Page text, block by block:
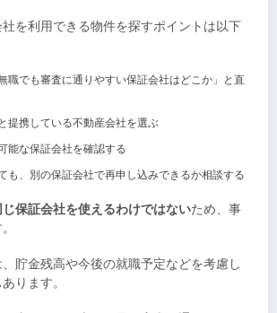
を利用できる物件を探すポイントは以下
職でも審査に通りやすい保証会社はどこか」と直
提携している不動産会社を選ぶ
能な保証会社を確認する
も、別の保証会社で再申し込みできるか相談する
保証会社を使えるわけではないため、事
貯金残高や今後の就職予定などを考慮し
ります。